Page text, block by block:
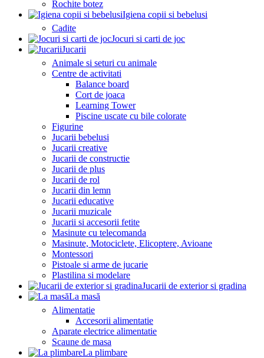
Rochite botez
Igiena copii si bebelusi
Cadite
Jocuri si carti de joc
Jucarii
Animale si seturi cu animale
Centre de activitati
Balance board
Cort de joaca
Learning Tower
Piscine uscate cu bile colorate
Figurine
Jucarii bebelusi
Jucarii creative
Jucarii de constructie
Jucarii de plus
Jucarii de rol
Jucarii din lemn
Jucarii educative
Jucarii muzicale
Jucarii si accesorii fetite
Masinute cu telecomanda
Masinute, Motociclete, Elicoptere, Avioane
Montessori
Pistoale si arme de jucarie
Plastilina si modelare
Jucarii de exterior si gradina
La masă
Alimentatie
Accesorii alimentatie
Aparate electrice alimentatie
Scaune de masa
La plimbare